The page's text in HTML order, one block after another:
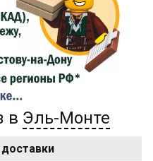
3 000₽, оплатите
150₽ на
10%
в Эль-Монте